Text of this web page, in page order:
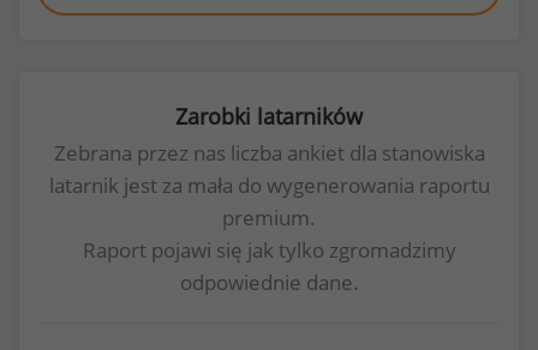
Zarobki latarników
Zebrana przez nas liczba ankiet dla stanowiska
latarnik jest za mała do wygenerowania raportu
premium.
Raport pojawi się jak tylko zgromadzimy
odpowiednie dane.